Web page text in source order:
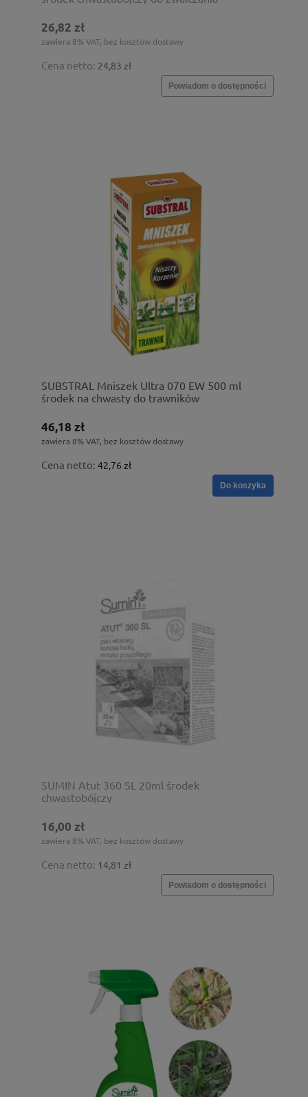
boiskach i polach golfowych
26,82 zł
zawiera 8% VAT, bez kosztów dostawy
Cena netto: 24,83 zł
Powiadom o dostępności
SUBSTRAL Mniszek Ultra 070 EW 500 ml
środek na chwasty do trawników
46,18 zł
zawiera 8% VAT, bez kosztów dostawy
Cena netto: 42,76 zł
Do koszyka
SUMIN Atut 360 SL 20ml środek
chwastobójczy
16,00 zł
zawiera 8% VAT, bez kosztów dostawy
Cena netto: 14,81 zł
Powiadom o dostępności